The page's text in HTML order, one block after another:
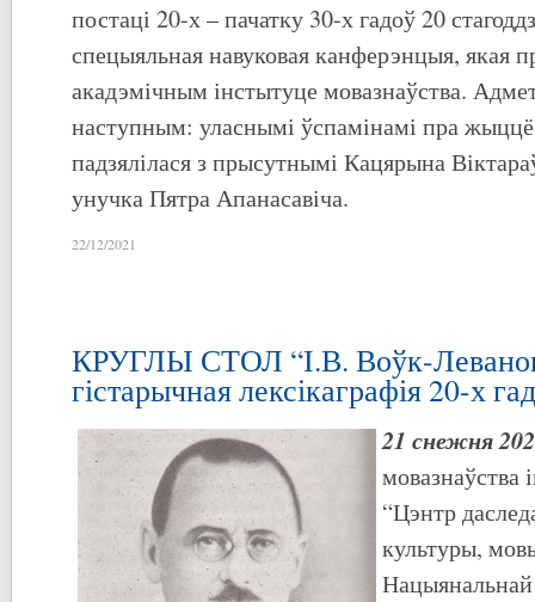
постаці 20-х – пачатку 30-х гадоў 20
спецыяльная навуковая канферэнцыя, якая
акадэмічным інстытуце мовазнаўства.
наступным: уласнымі ўспамінамі пра жыццё
падзялілася з прысутнымі Кацярына
унучка Пятра Апанасавіча.
22/12/2021
КРУГЛЫ СТОЛ “І.В. Воўк-
гістарычная лексікаграфія 20-х
21 снежня
“Цэнтр
культуры,
Нацыянальнай